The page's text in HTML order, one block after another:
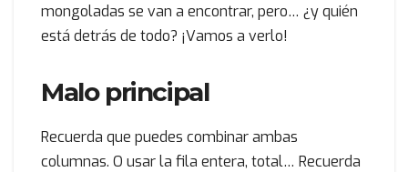
mongoladas se van a encontrar, pero… ¿y quién
está detrás de todo? ¡Vamos a verlo!
Malo principal
Recuerda que puedes combinar ambas
columnas. O usar la fila entera, total… Recuerda